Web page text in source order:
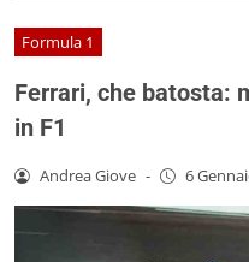
Formula 1
Ferrari, che batosta:
in F1
Andrea Giove - 6